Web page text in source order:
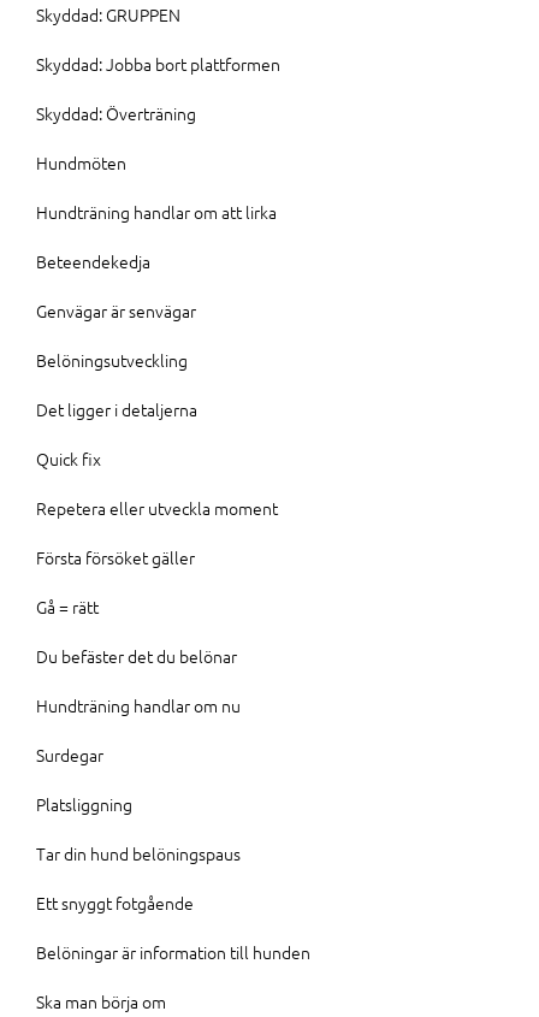
Skyddad: GRUPPEN
Skyddad: Jobba bort plattformen
Skyddad: Överträning
Hundmöten
Hundträning handlar om att lirka
Beteendekedja
Genvägar är senvägar
Belöningsutveckling
Det ligger i detaljerna
Quick fix
Repetera eller utveckla moment
Första försöket gäller
Gå = rätt
Du befäster det du belönar
Hundträning handlar om nu
Surdegar
Platsliggning
Tar din hund belöningspaus
Ett snyggt fotgående
Belöningar är information till hunden
Ska man börja om